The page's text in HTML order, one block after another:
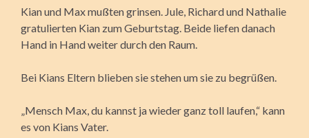
Kian und Max mußten grinsen. Jule, Richard und Nathalie
gratulierten Kian zum Geburtstag. Beide liefen danach
Hand in Hand weiter durch den Raum.
Bei Kians Eltern blieben sie stehen um sie zu begrüßen.
„Mensch Max, du kannst ja wieder ganz toll laufen,“ kann
es von Kians Vater.